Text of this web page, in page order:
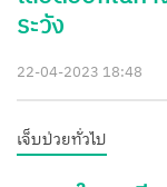
ระวัง
22-04-2023 18:48
เจ็บป่วยทั่วไป